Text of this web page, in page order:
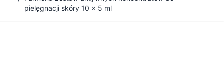
pielęgnacji skóry 10 x 5 ml